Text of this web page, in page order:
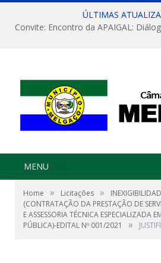
ÚLTIMAS
MENU
Home » Licitações »
(CONTRATAÇÃO DA PRESTAÇÃO DE
E ASSESSORIA TÉCNICA ESPECIALIZADA
PÚBLICA)-EDITAL Nº 001/2021
»